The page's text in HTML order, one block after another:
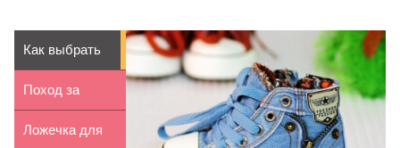
Как выбрать
кроссовки для
ребенка
Поход за
грибами с
Ложечка для